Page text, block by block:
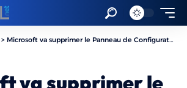
> Microsoft va supprimer le Panneau de Configuration de Windows
va supprimer le